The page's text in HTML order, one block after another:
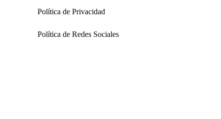
Política de Privacidad
Política de Redes Sociales